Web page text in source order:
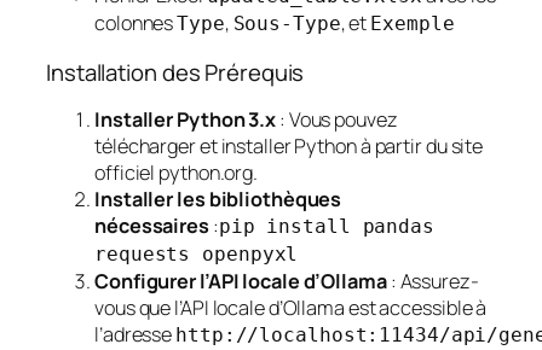
colonnesType, Sous-Type, et Exemple
Installation des Prérequis
Installer Python 3.x: Vous pouvez
télécharger et installer Python à partir du site
officiel python.org.
Installer les bibliothèques
nécessaires :pip install pandas
requests openpyxl
Configurer l’API locale d’Ollama: Assurez-
vous que l’API locale d’Ollama est accessible à
l’adresse http://localhost:11434/api/